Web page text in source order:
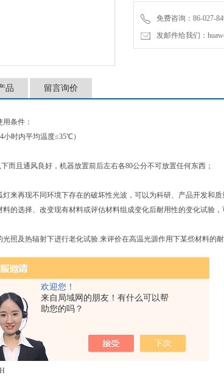
欢迎您！
来自局域网的朋友！有什么可以帮
助您的吗？
免费咨询：86-027-
发邮件给我们：
品 留言询价
用条件：
时内平均温度≤35℃）
而且通风良好，机器放置前后左右各80公分不可放置任何东西；
来再现不同环境下存在的破坏性光波，可以为科研、产品开发和质
的选择、改变现有材料或评估材料组成变化后耐用性的变化试验
照及热辐射下进行老化试验.来评价在高温光源作用下某些材料的
术参数：
100（500×500×400(宽×深×高) ）
R.H、暗循环30%～98%
±3℃）